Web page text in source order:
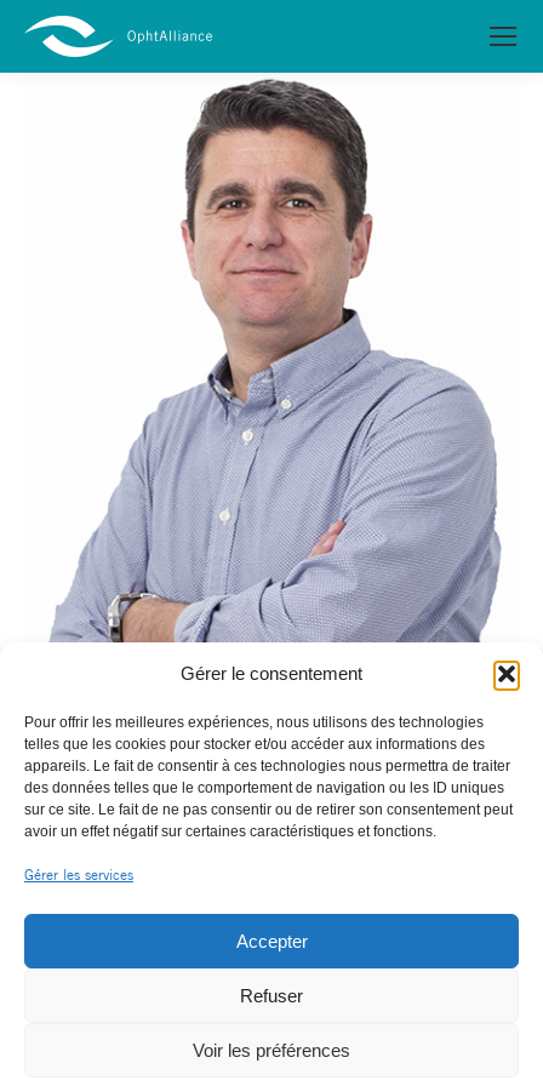
Gérer le consentement
Pour offrir les meilleures expériences, nous utilisons des technologies
telles que les cookies pour stocker et/ou accéder aux informations des
appareils. Le fait de consentir à ces technologies nous permettra de traiter
des données telles que le comportement de navigation ou les ID uniques
sur ce site. Le fait de ne pas consentir ou de retirer son consentement peut
avoir un effet négatif sur certaines caractéristiques et fonctions.
Gérer les services
Accepter
Refuser
Voir les préférencesMentions légales